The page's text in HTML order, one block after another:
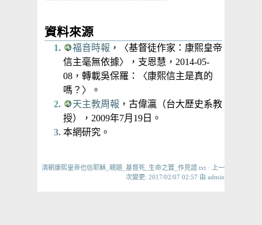
資料來源
福音時報 ，〈基督徒作家：康熙皇帝
信主毫無依據〉，支恩慧，2014-05-
08，轉載吳保羅：〈康熙信主是真的
嗎？〉。
天主教周報 ，古偉瀛（台大歷史系教
授），2009年7月19日。
本網研究。
清朝康熙皇帝也信耶穌_親題_基督死_生命之寶_作見證.txt · 上一
次變更: 2017/02/07 02:57 由 admin